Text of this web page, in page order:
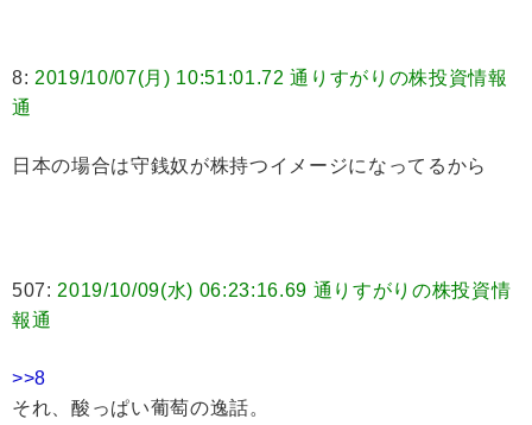
8: 2019/10/07(月) 10:51:01.72 通りすがりの株投資情報
通
日本の場合は守銭奴が株持つイメージになってるから
507: 2019/10/09(水) 06:23:16.69 通りすがりの株投資情
報通
>>8
それ、酸っぱい葡萄の逸話。